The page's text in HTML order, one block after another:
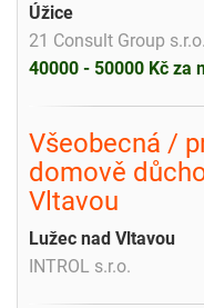
Úžice
21 Consult Group s.r.o.
40000 - 50000 Kč za
Všeobecná /
domově
Vltavou
Lužec nad Vltavou
INTROL s.r.o.